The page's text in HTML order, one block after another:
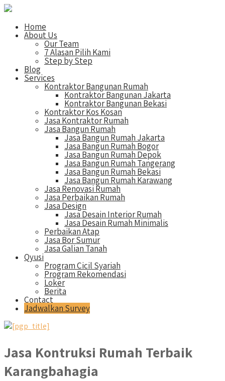
Home
About Us
Our Team
7 Alasan Pilih Kami
Step by Step
Blog
Services
Kontraktor Bangunan Rumah
Kontraktor Bangunan Jakarta
Kontraktor Bangunan Bekasi
Kontraktor Kos Kosan
Jasa Kontraktor Rumah
Jasa Bangun Rumah
Jasa Bangun Rumah Jakarta
Jasa Bangun Rumah Bogor
Jasa Bangun Rumah Depok
Jasa Bangun Rumah Tangerang
Jasa Bangun Rumah Bekasi
Jasa Bangun Rumah Karawang
Jasa Renovasi Rumah
Jasa Perbaikan Rumah
Jasa Design
Jasa Desain Interior Rumah
Jasa Desain Rumah Minimalis
Perbaikan Atap
Jasa Bor Sumur
Jasa Galian Tanah
Qyusi
Program Cicil Syariah
Program Rekomendasi
Loker
Berita
Contact
Jadwalkan Survey
Jasa Kontruksi Rumah Terbaik
Karangbahagia